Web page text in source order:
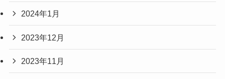
2024年1月
2023年12月
2023年11月